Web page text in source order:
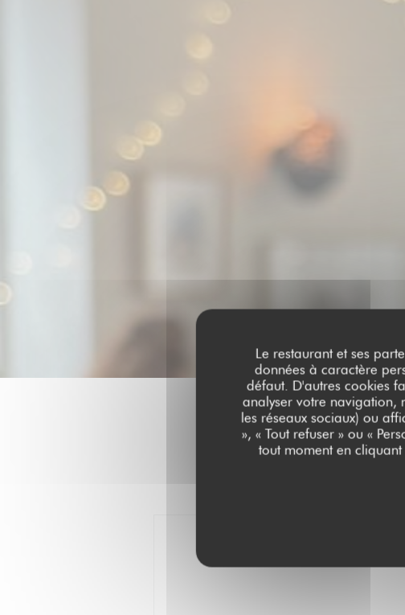
Le restaurant et ses
données à caractère
défaut. D'autres cookies
analyser votre navigation,
les réseaux sociaux) ou
», « Tout refuser » ou «
tout moment en